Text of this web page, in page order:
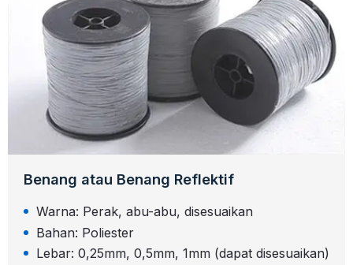
Benang atau Benang Reflektif
Warna: Perak, abu-abu, disesuaikan
Bahan: Poliester
Lebar: 0,25mm, 0,5mm, 1mm (dapat disesuaikan)